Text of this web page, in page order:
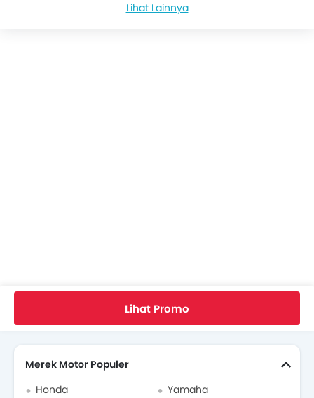
Berita Husqvarna TC 85 19/16Lihat Lainnya
Lihat Promo
Cari Motor Lain
Merek Motor Populer
Honda
Yamaha